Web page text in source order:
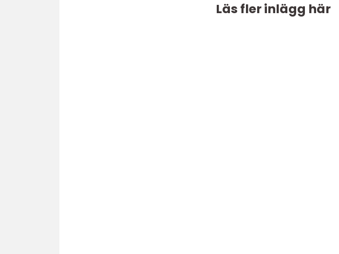
Läs fler inlägg här